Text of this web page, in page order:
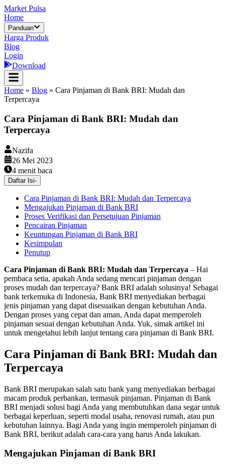
Market Pulsa
Home
Panduan
Harga Produk
Blog
Login
Download
Home » Blog » Cara Pinjaman di Bank BRI: Mudah dan
Terpercaya
Cara Pinjaman di Bank BRI: Mudah dan
Terpercaya
Nazifa
26 Mei 2023
4 menit baca
Daftar Isi-
Cara Pinjaman di Bank BRI: Mudah dan Terpercaya
Mengajukan Pinjaman di Bank BRI
Proses Verifikasi dan Persetujuan Pinjaman
Pencairan Pinjaman
Keuntungan Pinjaman di Bank BRI
Kesimpulan
Penutup
Cara Pinjaman di Bank BRI: Mudah dan Terpercaya – Hai
pembaca setia, apakah Anda sedang mencari pinjaman dengan
proses mudah dan terpercaya? Bank BRI adalah solusinya! Sebagai
bank terkemuka di Indonesia, Bank BRI menyediakan berbagai
jenis pinjaman yang dapat disesuaikan dengan kebutuhan Anda.
Dengan proses yang cepat dan aman, Anda dapat memperoleh
pinjaman sesuai dengan kebutuhan Anda. Yuk, simak artikel ini
untuk mengetahui lebih lanjut tentang cara pinjaman di Bank BRI.
Cara Pinjaman di Bank BRI: Mudah dan
Terpercaya
Bank BRI merupakan salah satu bank yang menyediakan berbagai
macam produk perbankan, termasuk pinjaman. Pinjaman di Bank
BRI menjadi solusi bagi Anda yang membutuhkan dana segar untuk
berbagai keperluan, seperti modal usaha, renovasi rumah, atau pun
kebutuhan lainnya. Bagi Anda yang ingin memperoleh pinjaman di
Bank BRI, berikut adalah cara-cara yang harus Anda lakukan.
Mengajukan Pinjaman di Bank BRI